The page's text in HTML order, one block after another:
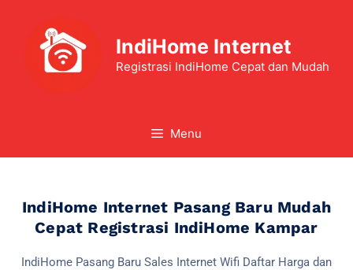
IndiHome Internet
Registrasi IndiHome Cepat dan Mudah
Menu
IndiHome Internet Pasang Baru Mudah
Cepat Registrasi IndiHome Kampar
IndiHome Pasang Baru Sales Internet Wifi Daftar Harga dan